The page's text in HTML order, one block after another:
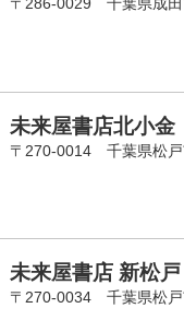
未来屋書店北小金
〒270-0014 千葉県松戸
未来屋書店 新松戸
〒270-0034 千葉県松戸